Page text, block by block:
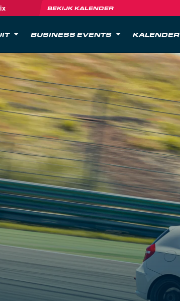
BEKIJK KALENDER
BUSINESS EVENTS KALENDER